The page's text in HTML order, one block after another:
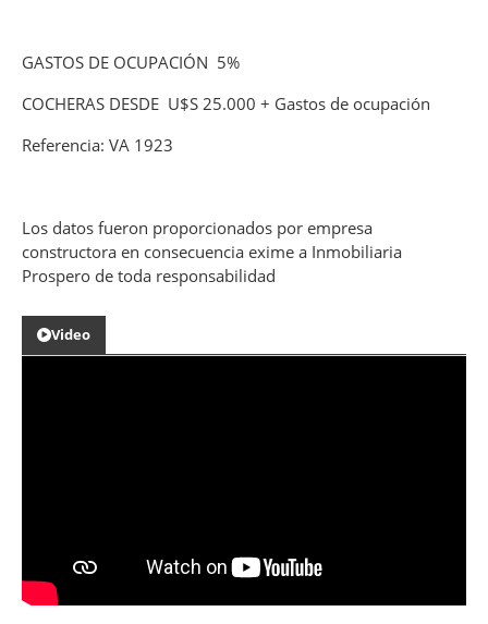
GASTOS DE OCUPACIÓN 5%
COCHERAS DESDE U$S 25.000 + Gastos de ocupación
Referencia: VA 1923
Los datos fueron proporcionados por empresa
constructora en consecuencia exime a Inmobiliaria
Prospero de toda responsabilidad
Video